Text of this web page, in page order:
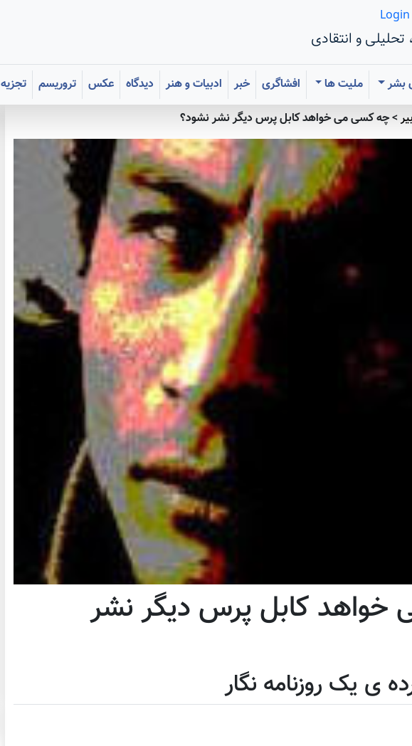
و انتقادی
Login
بشر ملیت ها افشاگری خبر ادبیات و هنر دیدگاه عکس تروریسم تجزیه
>چه کسی می خواهد کابل پرس ديگر نشر نشود؟
کابل پرس ديگر نشر
ی يک روزنامه نگار